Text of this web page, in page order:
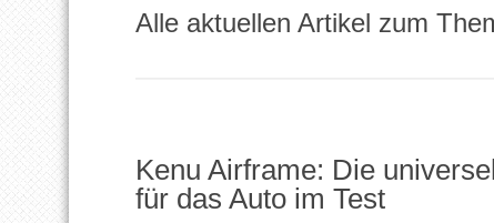
Alle aktuellen Artikel zum
Kenu Airframe: Die
für das Auto im Test